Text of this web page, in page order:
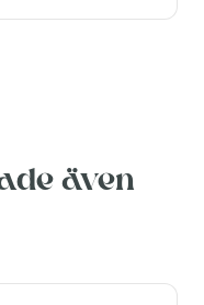
även